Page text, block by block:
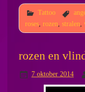
Tattoo
roses, rozen stralen
rozen en
7 oktober 2014